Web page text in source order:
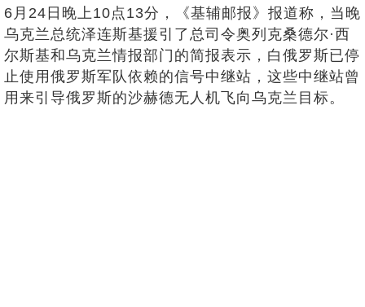
6月24日晚上10点13分，《基辅邮报》报道称，当晚
乌克兰总统泽连斯基援引了总司令奥列克桑德尔·西
尔斯基和乌克兰情报部门的简报表示，白俄罗斯已停
止使用俄罗斯军队依赖的信号中继站，这些中继站曾
用来引导俄罗斯的沙赫德无人机飞向乌克兰目标。